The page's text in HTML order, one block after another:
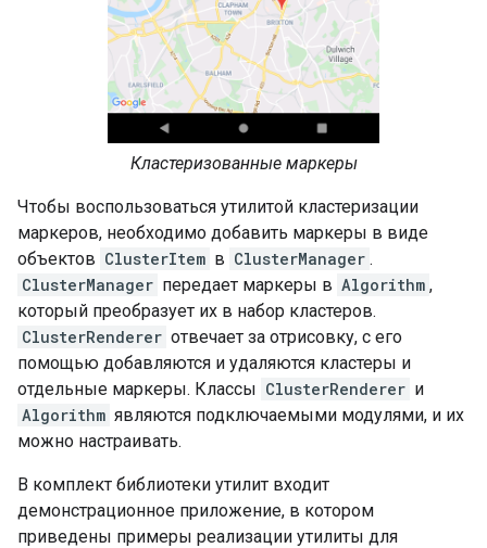
Кластеризованные маркеры
Чтобы воспользоваться утилитой кластеризации
маркеров, необходимо добавить маркеры в виде
объектов ClusterItem в ClusterManager .
ClusterManager передает маркеры в Algorithm ,
который преобразует их в набор кластеров.
ClusterRenderer отвечает за отрисовку, с его
помощью добавляются и удаляются кластеры и
отдельные маркеры. Классы ClusterRenderer и
Algorithm являются подключаемыми модулями, и их
можно настраивать.
В комплект библиотеки утилит входит
демонстрационное приложение, в котором
приведены примеры реализации утилиты для